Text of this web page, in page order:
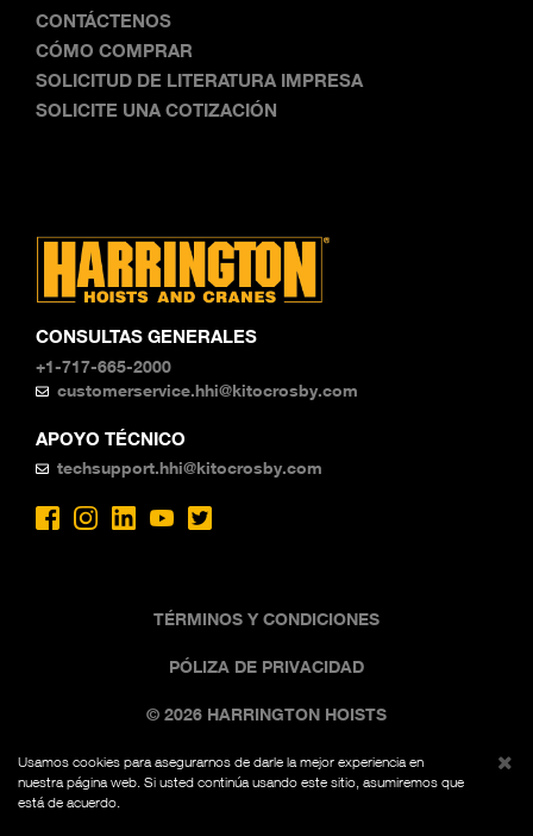
CONSULTAS GENERALES
+1-717-665-2000
customerservice.hhi@kitocrosby.com
APOYO TÉCNICO
techsupport.hhi@kitocrosby.com
CONTÁCTENOS
CÓMO COMPRAR
SOLICITUD DE LITERATURA IMPRESA
SOLICITE UNA COTIZACIÓN
© 2026 HARRINGTON HOISTS
TÉRMINOS Y CONDICIONES
PÓLIZA DE PRIVACIDAD
La imagen comercial negra y amarilla es una marca
registrada de Kito, Fed. Reg. No. 7,342,071. Todos los
Usamos cookies para asegurarnos de darle la mejor experiencia en
nuestra página web. Si usted continúa usando este sitio, asumiremos que
está de acuerdo.